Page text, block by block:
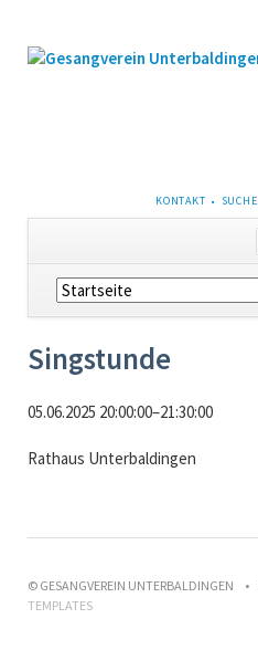
NAVIGATION
ÜBERSPRINGEN
KONTAKT SUCHE
Navigation
überspringen
Singstunde
05.06.2025 20:00:00–21:30:00
Rathaus Unterbaldingen
© GESANGVEREIN UNTERBALDINGEN
TEMPLATES